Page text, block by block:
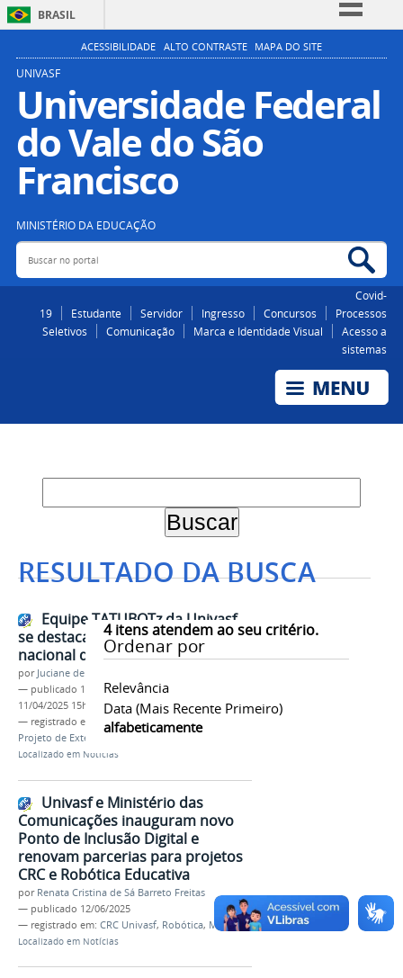
BRASIL
Simplifique!
Participe
Acesso à informação
Legislação
ACESSIBILIDADE ALTO CONTRASTE MAPA DO SITE
UNIVASF
Universidade Federal
do Vale do São
Francisco
MINISTÉRIO DA EDUCAÇÃO
Buscar no portal
Covid-
19
Estudante Servidor Ingresso Concursos
Processos
Seletivos
Comunicação Marca e Identidade Visual
Acesso a
sistemas
RESULTADO DA BUSCA
4itens atendem ao seu critério.
Ordenar por
Relevância
Data (mais Recente Primeiro)
alfabeticamente
Equipe TATUBOTz da Univasf
se destaca em competição
nacional de robótica
por Juciane de Jesus Aleixo
— publicado 11/04/2025—última modificação
11/04/2025 15h49
— registrado em:
Engenharia Mecânica
Projeto de Extensão
Localizado em Notícias
Univasf e Ministério das
Comunicações inauguram novo
Ponto de Inclusão Digital e
renovam parcerias para projetos
CRC e Robótica Educativa
por Renata Cristina de Sá Barreto Freitas
— publicado 12/06/2025
— registrado em: CRC Univasf, Robótica, MCom
Localizado em Notícias